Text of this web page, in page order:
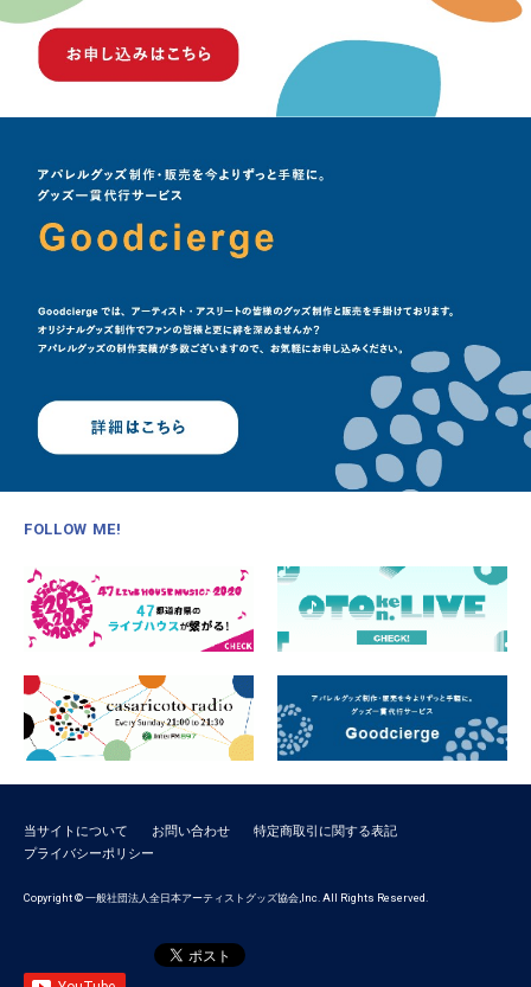
FOLLOW ME!
当サイトについて お問い合わせ
特定商取引に関する表記
プライバシーポリシー
Copyright © 一般社団法人全日本アーティストグッズ協会,Inc. All Rights Reserved.